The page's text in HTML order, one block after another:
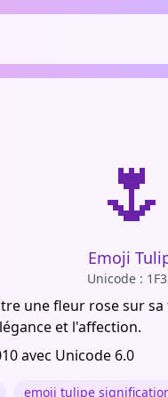
🌷
Emoji
Unicode :
une fleur rose sur
et l'affection.
avec Unicode 6.0
emoji tulipe